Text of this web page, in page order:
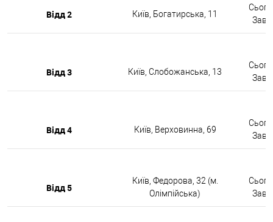
Відд 2 Київ, Богатирська, 11
Відд 3 Київ, Слобожанська, 13
Відд 4 Київ, Верховинна, 69
Відд 5
Київ, Федорова, 32 (м.
Олімпійська)